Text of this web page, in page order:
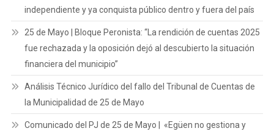
independiente y ya conquista público dentro y fuera del país
25 de Mayo | Bloque Peronista: “La rendición de cuentas 2025
fue rechazada y la oposición dejó al descubierto la situación
financiera del municipio”
Análisis Técnico Jurídico del fallo del Tribunal de Cuentas de
la Municipalidad de 25 de Mayo
Comunicado del PJ de 25 de Mayo | «Egüen no gestiona y